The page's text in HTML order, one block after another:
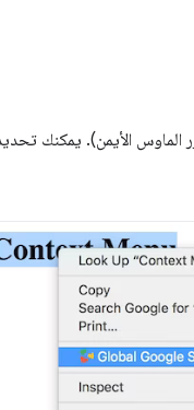
الماوس الأيمن). يمكنك